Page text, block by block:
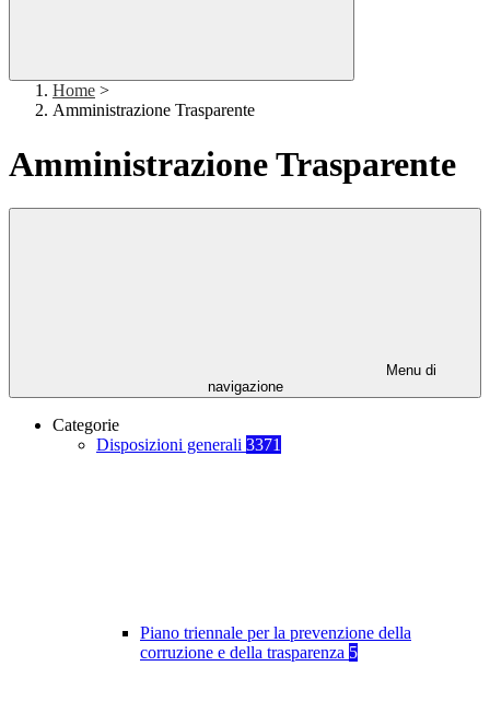
Home >
Amministrazione Trasparente
Amministrazione Trasparente
Menu di
navigazione
Categorie
Disposizioni generali 3371
Piano triennale per la prevenzione della
corruzione e della trasparenza 5